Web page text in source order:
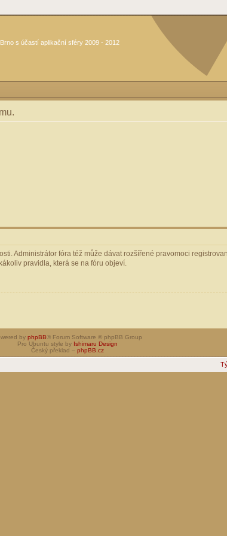
s účastí aplikační sféry 2009 - 2012
Administrátor fóra též může dávat rozšířené pravomoci
pravidla, která se na fóru objeví.
by phpBB® Forum Software © phpBB Group
Pro Ubuntu style by Ishimaru Design
Český překlad – phpBB.cz